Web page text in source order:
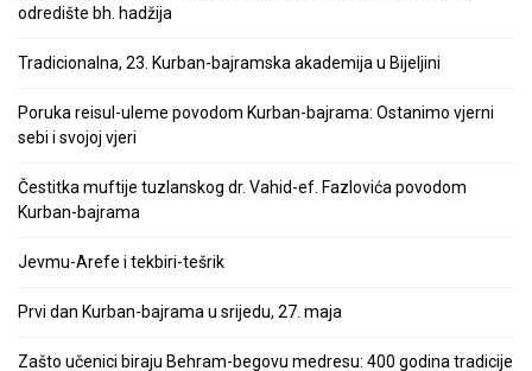
odredište bh. hadžija
Tradicionalna, 23. Kurban-bajramska akademija u Bijeljini
Poruka reisul-uleme povodom Kurban-bajrama: Ostanimo vjerni
sebi i svojoj vjeri
Čestitka muftije tuzlanskog dr. Vahid-ef. Fazlovića povodom
Kurban-bajrama
Jevmu-Arefe i tekbiri-tešrik
Prvi dan Kurban-bajrama u srijedu, 27. maja
Zašto učenici biraju Behram-begovu medresu: 400 godina tradicije